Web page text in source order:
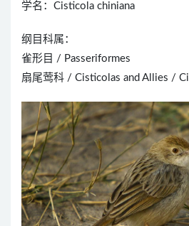
学名：Cisticola chiniana
纲目科属：
雀形目 / Passeriformes
扇尾莺科 / Cisticolas and Allies /